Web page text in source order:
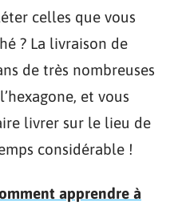
celles que vous
? La livraison de
de très nombreuses
et vous
livrer sur le lieu de
considérable !
apprendre à